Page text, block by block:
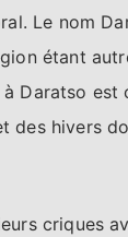
Le nom
étant
Daratso est
des hivers
criques